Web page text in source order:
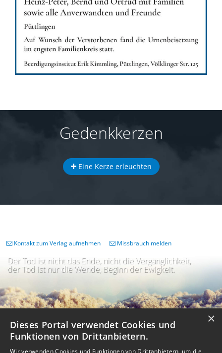
Gedenkkerzen
Eine Kerze erleuchten
Der Tod ist nicht das Ende, nicht die Vergänglichkeit,
der Tod ist nur die Wende, Beginn der Ewigkeit.
Kontakt zum Verlag aufnehmen Missbrauch melden
×
Dieses Portal verwendet Cookies und
Funktionen von Drittanbietern.
Wir verwenden Cookies und Funktionen von Drittanbietern, um die